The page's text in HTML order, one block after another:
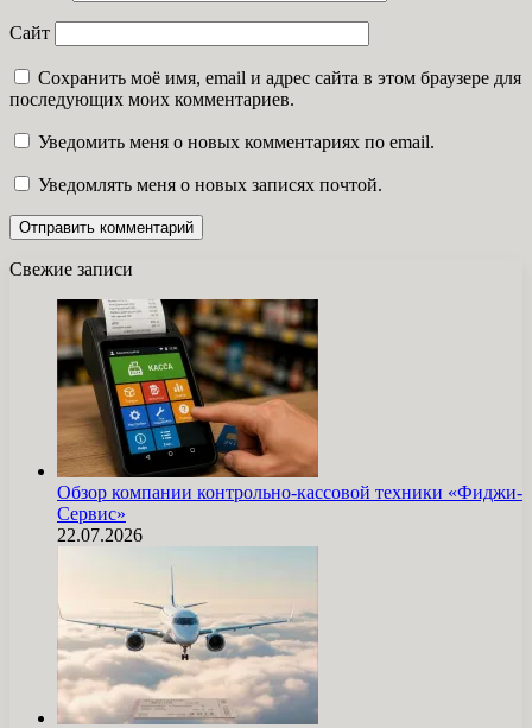
Сайт
Сохранить моё имя, email и адрес сайта в этом браузере для
последующих моих комментариев.
Уведомить меня о новых комментариях по email.
Уведомлять меня о новых записях почтой.
Свежие записи
Обзор компании контрольно-кассовой техники «Фиджи-
Сервис»
22.07.2026